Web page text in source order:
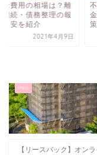
士費用の相場は？離
相続・債務整理の報
目安を紹介
2021年4月9日
【リースバック】オン